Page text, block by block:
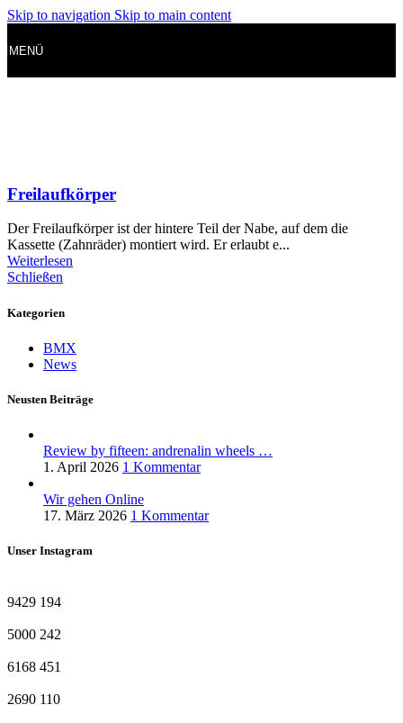
Skip to navigation Skip to main content
MENÜ
Freilaufkörper
Der Freilaufkörper ist der hintere Teil der Nabe, auf dem die
Kassette (Zahnräder) montiert wird. Er erlaubt e...
Weiterlesen
Schließen
Kategorien
BMX
News
Neusten Beiträge
Review by fifteen: andrenalin wheels …
1. April 2026 1 Kommentar
Wir gehen Online
17. März 2026 1 Kommentar
Unser Instagram
9429 194
5000 242
6168 451
2690 110